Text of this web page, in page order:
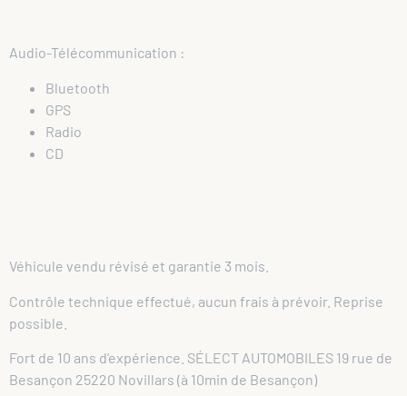
Audio-Télécommunication :
Bluetooth
GPS
Radio
CD
Véhicule vendu révisé et garantie 3 mois.
Contrôle technique effectué, aucun frais à prévoir. Reprise
possible.
Fort de 10 ans d’expérience. SÉLECT AUTOMOBILES 19 rue de
Besançon 25220 Novillars (à 10min de Besançon)